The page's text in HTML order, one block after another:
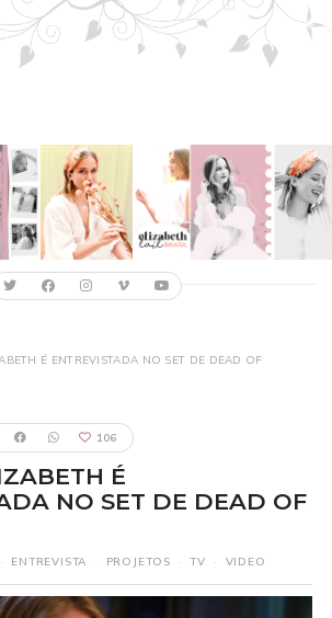
É ENTREVISTADA NO SET DE DEAD OF
106
É
NO SET DE DEAD OF
· ENTREVISTA · PROJETOS · TV · VIDEO